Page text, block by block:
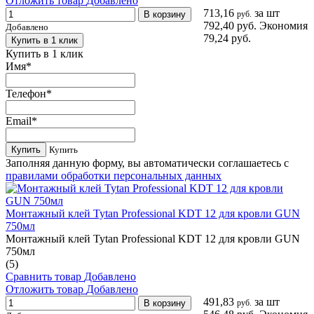
713,16 руб. за шт
792,40 руб. Экономия
79,24 руб.
В корзину
Добавлено
Купить в 1 клик
Купить в 1 клик
Имя*
Телефон*
Email*
Купить Купить
Заполняя данную форму, вы автоматически соглашаетесь с
правилами обработки персональных данных
Монтажный клей Tytan Professional KDT 12 для кровли GUN
750мл
Монтажный клей Tytan Professional KDT 12 для кровли GUN
750мл
(5)
Сравнить товар Добавлено
Отложить товар Добавлено
491,83 руб. за шт
В корзину